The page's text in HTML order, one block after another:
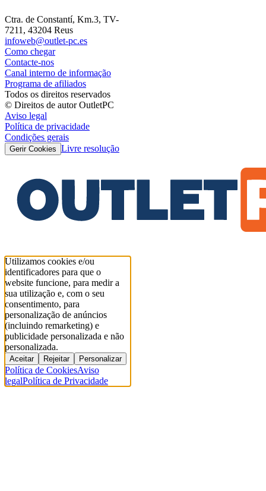
Ctra. de Constantí, Km.3, TV-
7211, 43204 Reus
infoweb@outlet-pc.es
Como chegar
Contacte-nos
Canal interno de informação
Programa de afiliados
Todos os direitos reservados
© Direitos de autor OutletPC
Aviso legal
Política de privacidade
Condições gerais
Gerir Cookies Livre resolução
Utilizamos cookies e/ou
identificadores para que o
website funcione, para medir a
sua utilização e, com o seu
consentimento, para
personalização de anúncios
(incluindo remarketing) e
publicidade personalizada e não
personalizada.
Aceitar Rejeitar Personalizar
Política de CookiesAviso
legalPolítica de Privacidade